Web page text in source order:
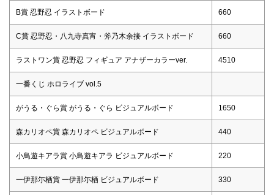
B賞 忍野忍 イラストボード 660
C賞 忍野忍・八九寺真宵・斧乃木余接 イラストボード 660
ラストワン賞 忍野忍 フィギュア アナザーカラーver. 4510
一番くじ ホロライブ vol.5
がうる・ぐら賞 がうる・ぐら ビジュアルボード 1650
森カリオペ賞 森カリオペ ビジュアルボード 440
小鳥遊キアラ賞 小鳥遊キアラ ビジュアルボード 220
一伊那尓栖賞 一伊那尓栖 ビジュアルボード 330